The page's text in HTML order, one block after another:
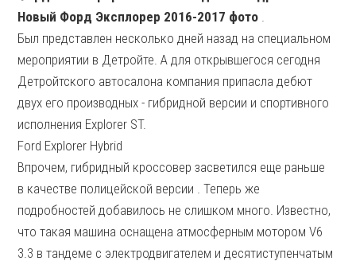
Новый Форд Эксплорер 2016-2017 фото
Был представлен несколько дней назад на специальном
мероприятии в Детройте. А для открывшегося сегодня
Детройтского автосалона компания припасла дебют
двух его производных - гибридной версии и спортивного
исполнения Explorer ST.
Ford Explorer Hybrid
Впрочем, гибридный кроссовер засветился еще раньше
в качестве полицейской версии . Теперь же
подробностей добавилось не слишком много. Известно,
что такая машина оснащена атмосферным мотором V6
3.3 в тандеме с электродвигателем и десятиступенчатым